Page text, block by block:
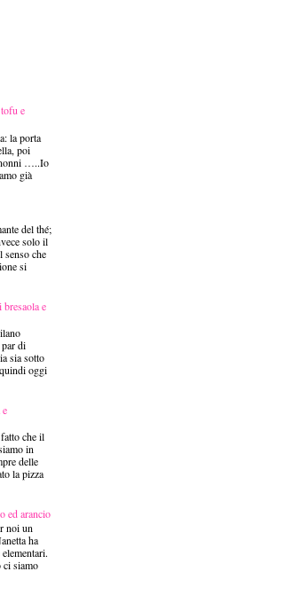
e
la porta
poi
…..Io
già
del thé;
solo il
senso che
si
e
di
sia sotto
oggi
che il
in
delle
la pizza
ed arancio
noi un
ha
ci siamo